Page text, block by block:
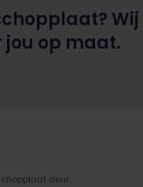
Wij
jou op maat.
deur